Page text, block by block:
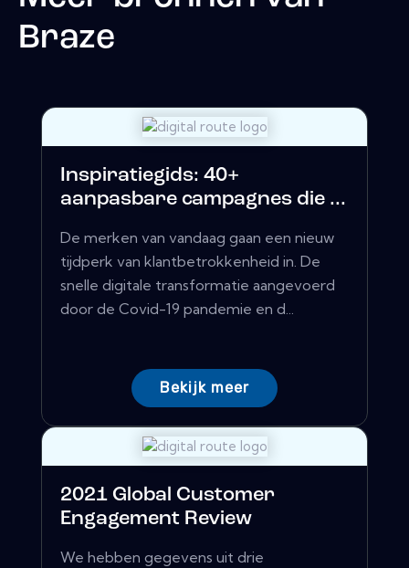
Braze
Inspiratiegids: 40+
aanpasbare campagnes die ...
De merken van vandaag gaan een nieuw
tijdperk van klantbetrokkenheid in. De
snelle digitale transformatie aangevoerd
door de Covid-19 pandemie en d...
Bekijk meer
2021 Global Customer
Engagement Review
We hebben gegevens uit drie